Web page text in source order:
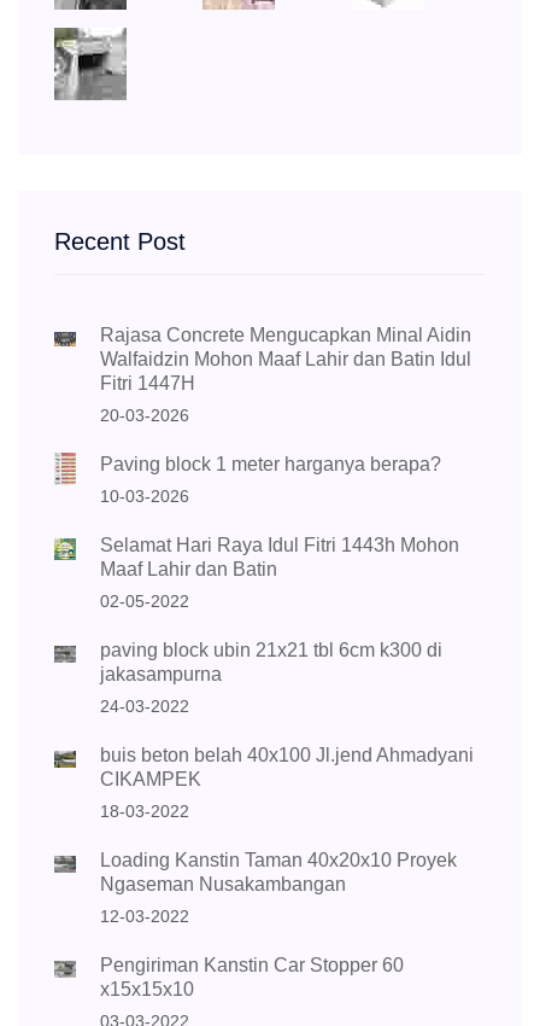
Recent Post
Rajasa Concrete Mengucapkan Minal Aidin
Walfaidzin Mohon Maaf Lahir dan Batin Idul
Fitri 1447H
20-03-2026
Paving block 1 meter harganya berapa?
10-03-2026
Selamat Hari Raya Idul Fitri 1443h Mohon
Maaf Lahir dan Batin
02-05-2022
paving block ubin 21x21 tbl 6cm k300 di
jakasampurna
24-03-2022
buis beton belah 40x100 Jl.jend Ahmadyani
CIKAMPEK
18-03-2022
Loading Kanstin Taman 40x20x10 Proyek
Ngaseman Nusakambangan
12-03-2022
Pengiriman Kanstin Car Stopper 60
x15x15x10
03-03-2022